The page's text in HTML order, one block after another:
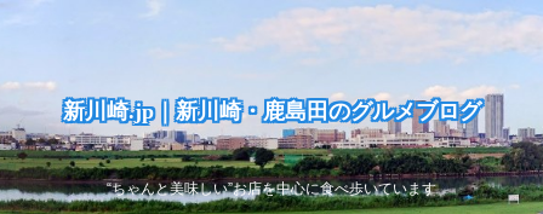
新川崎.jp｜新川崎・鹿島田のグルメブログ
“ちゃんと美味しい”お店を中心に食べ歩いています